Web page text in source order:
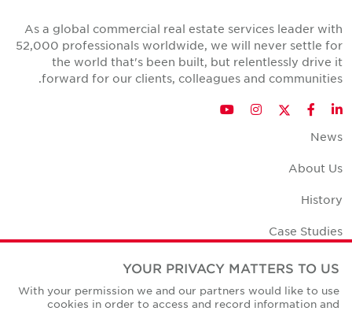
As a global commercial real estate services leader with
52,000 professionals worldwide, we will never settle for
the world that's been built, but relentlessly drive it
forward for our clients, colleagues and communities.
LinkedIn
Facebook
Twitter
Instagram
YouTube
News
About Us
History
Case Studies
Office Space Calculator
Careers
YOUR PRIVACY MATTERS TO US
With your permission we and our partners would like to use
cookies in order to access and record information and